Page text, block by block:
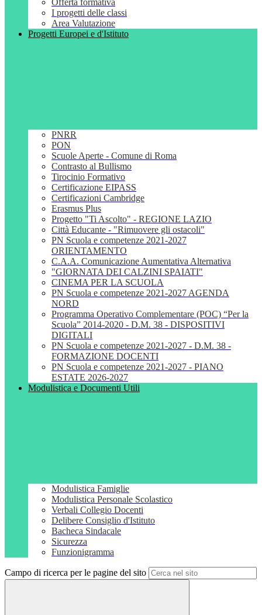
Offerta formativa
I progetti delle classi
Area Valutazione
Progetti Europei e d'Istituto
PNRR
PON
Scuole Aperte - Comune di Roma
Contrasto al Bullismo
Tirocinio Formativo
Certificazione EIPASS
Certificazioni Cambridge
Erasmus Plus
Progetto "Ti Ascolto" - REGIONE LAZIO
Città Educante - "Rimuovere gli ostacoli"
PN Scuola e competenze 2021-2027
ORIENTAMENTO
C.A.A. Comunicazione Aumentativa Alternativa
"GIORNATA DEI CALZINI SPAIATI"
CINEMA PER LA SCUOLA
PN Scuola e competenze 2021-2027 AGENDA
NORD
Programma Operativo Complementare (POC) “Per la
Scuola” 2014-2020 - D.M. 38 - DISPOSITIVI
DIGITALI
PN Scuola e competenze 2021-2027 - D.M. 38 -
FORMAZIONE DOCENTI
PN Scuola e competenze 2021-2027 - PIANO
ESTATE 2026-2027
Modulistica e Documenti Utili
Modulistica Famiglie
Modulistica Personale Scolastico
Verbali Collegio Docenti
Delibere Consiglio d'Istituto
Bacheca Sindacale
Sicurezza
Funzionigramma
Campo di ricerca per le pagine del sito